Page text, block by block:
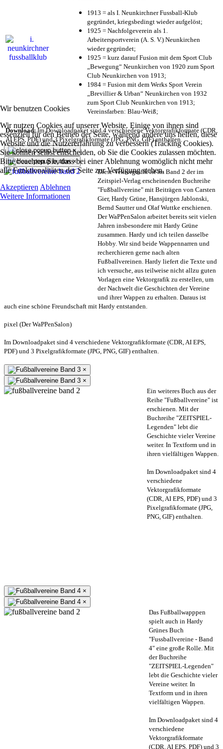
Wir benutzen Cookies
Wir nutzen Cookies auf unserer Website. Einige von ihnen sind
essenziell für den Betrieb der Seite, während andere uns helfen, diese
Website und die Nutzererfahrung zu verbessern (Tracking Cookies).
Sie können selbst entscheiden, ob Sie die Cookies zulassen möchten.
Bitte beachten Sie, dass bei einer Ablehnung womöglich nicht mehr
alle Funktionalitäten der Seite zur Verfügung stehen.
Akzeptieren Ablehnen
Weitere Informationen
1913 = als I. Neunkirchner Fussball-Klub
gegründet, kriegsbedingt wieder aufgelöst;
1925 = Nachfolgeverein als 1.
Arbeitersportverein (A. S. V.) Neunkirchen
wieder gegründet;
1925 = kurz darauf Fusion mit dem Sport Club
„Bewegung“ Neunkirchen von 1920 zum Sport
Club Neunkirchen von 1913;
1984 = Fusion mit dem Werks Sport Verein
„Brevillier & Urban“ Neunkirchen von 1932
zum Sport Club Neunkirchen von 1913;
Vereinsfarben: Blau-Weiß;
Download:Im Downloadpaket sind 4 verschiedene Vektorgrafikformate (CDR,
AI EPS, PDF) und 3 Pixelgrafikformate (JPG, PNG, GIF) enthalten.
×
×
Diese Vektorgrafik ist im Band 2 der im
Zeitspiel-Verlag erscheinenden Buchreihe
"Fußballvereine" mit Beiträgen von Carsten
Gier, Hardy Grüne, Hansjürgen Jablonski,
Bernd Sautter und Olaf Wuttke erschienen.
Der WaPPenSalon arbeitet bereits seit vielen
Jahren insbesondere mit Hardy Grüne
zusammen. Hardy und ich teilen dasselbe
Hobby. Wir sind beide Wappennarren und
recherchieren gerne nach alten
Fußballvereinen. Hardy liefert die Texte und
ich versuche, aus teilweise nicht allzu guten
Vorlagen eine Vektorgrafik zu erstellen, um
der Nachwelt die Geschichten der Vereine
und ihrer Wappen zu erhalten. Daraus ist
auch eine schöne Freundschaft mit Hardy entstanden.
pixel (Der WaPPenSalon)
Im Downloadpaket sind 4 verschiedene Vektorgrafikformate (CDR, AI EPS,
PDF) und 3 Pixelgrafikformate (JPG, PNG, GIF) enthalten.
×
×
Ein weiteres Buch aus der
Reihe "Fußballvereine" ist
erschienen. Mit der
Buchreihe "ZEITSPIEL-
Legenden" lebt die
Geschichte vieler Vereine
weiter. In Textform und in
ihren vielfältigen Wappen.
Im Downloadpaket sind 4
verschiedene
Vektorgrafikformate
(CDR, AI EPS, PDF) und 3
Pixelgrafikformate (JPG,
PNG, GIF) enthalten.
×
×
Das Fußballwapppen
spielt auch in Hardy
Grünes Buch
"Fussballvereine - Band
4" eine große Rolle. Mit
der Buchreihe
"ZEITSPIEL-Legenden"
lebt die Geschichte vieler
Vereine weiter. In
Textform und in ihren
vielfältigen Wappen.
Im Downloadpaket sind 4
verschiedene
Vektorgrafikformate
(CDR, AI EPS, PDF) und 3